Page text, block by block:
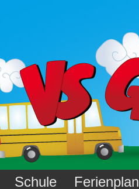
Schule Ferienplan